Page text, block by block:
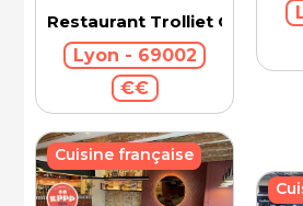
Restaurant Trolliet Grand
Lyon - 69002
€€
Cuisine française